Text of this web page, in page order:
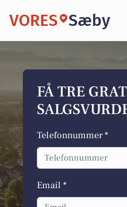
VORES Sæby
FÅ TRE
Telefonnummer *
Email *